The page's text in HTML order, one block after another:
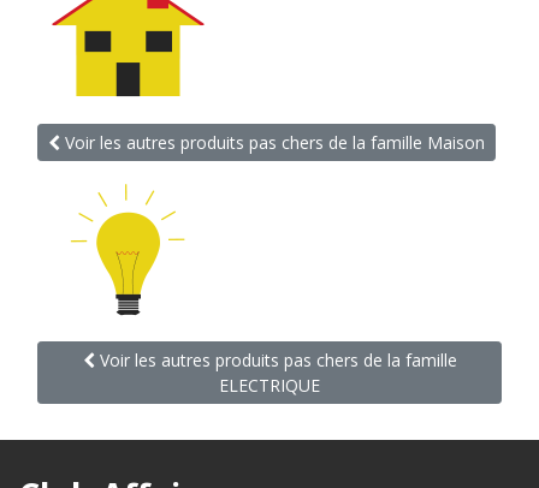
Voir les autres produits pas chers de la famille Maison
Voir les autres produits pas chers de la famille
ELECTRIQUE